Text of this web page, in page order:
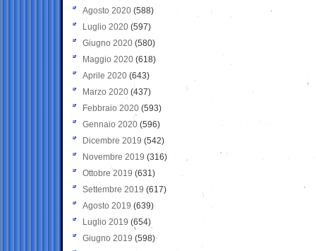
Agosto 2020 (588)
Luglio 2020 (597)
Giugno 2020 (580)
Maggio 2020 (618)
Aprile 2020 (643)
Marzo 2020 (437)
Febbraio 2020 (593)
Gennaio 2020 (596)
Dicembre 2019 (542)
Novembre 2019 (316)
Ottobre 2019 (631)
Settembre 2019 (617)
Agosto 2019 (639)
Luglio 2019 (654)
Giugno 2019 (598)